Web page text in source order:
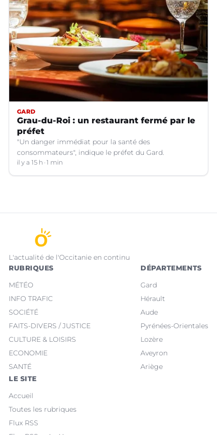
GARD
Grau-du-Roi : un restaurant fermé par le
préfet
"Un danger immédiat pour la santé des
consommateurs", indique le préfet du Gard.
il y a 15 h 1 min
L'actualité de l'Occitanie en continu
RUBRIQUES
MÉTÉO
INFO TRAFIC
SOCIÉTÉ
FAITS-DIVERS / JUSTICE
CULTURE & LOISIRS
ECONOMIE
SANTÉ
DÉPARTEMENTS
Gard
Hérault
Aude
Pyrénées-Orientales
Lozère
Aveyron
Ariège
LE SITE
Accueil
Toutes les rubriques
Flux RSS